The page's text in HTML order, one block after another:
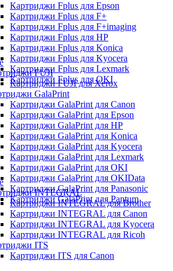
Картриджи Fplus для Epson
Картриджи Fplus для F+
Картриджи Fplus для F+imaging
Картриджи Fplus для HP
Картриджи Fplus для Konica
Картриджи Fplus для Kyocera
Картриджи Fplus для Lexmark
Картриджи Fplus для OKI
FUJI
Картриджи FUJI для Xerox
GalaPrint
Картриджи GalaPrint для Canon
Картриджи GalaPrint для Epson
Картриджи GalaPrint для HP
Картриджи GalaPrint для Konica
Картриджи GalaPrint для Kyocera
Картриджи GalaPrint для Lexmark
Картриджи GalaPrint для OKI
Картриджи GalaPrint для OKIData
Картриджи GalaPrint для Panasonic
Картриджи GalaPrint для Pantum
INTEGRAL
Картриджи INTEGRAL для Brother
Картриджи INTEGRAL для Canon
Картриджи INTEGRAL для Kyocera
Картриджи INTEGRAL для Ricoh
ITS
Картриджи ITS для Canon